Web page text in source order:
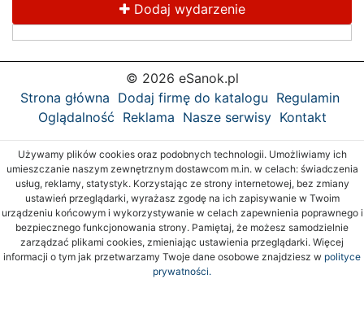
Dodaj wydarzenie
© 2026 eSanok.pl
Strona główna Dodaj firmę do katalogu Regulamin
Oglądalność Reklama Nasze serwisy Kontakt
Używamy plików cookies oraz podobnych technologii. Umożliwiamy ich
umieszczanie naszym zewnętrznym dostawcom m.in. w celach: świadczenia
usług, reklamy, statystyk. Korzystając ze strony internetowej, bez zmiany
ustawień przeglądarki, wyrażasz zgodę na ich zapisywanie w Twoim
urządzeniu końcowym i wykorzystywanie w celach zapewnienia poprawnego i
bezpiecznego funkcjonowania strony. Pamiętaj, że możesz samodzielnie
zarządzać plikami cookies, zmieniając ustawienia przeglądarki. Więcej
informacji o tym jak przetwarzamy Twoje dane osobowe znajdziesz w polityce
prywatności.